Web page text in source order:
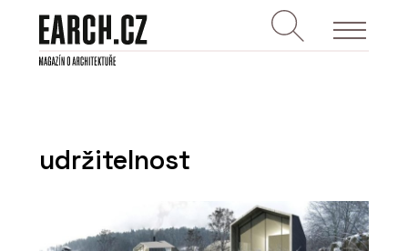
udržitelnost